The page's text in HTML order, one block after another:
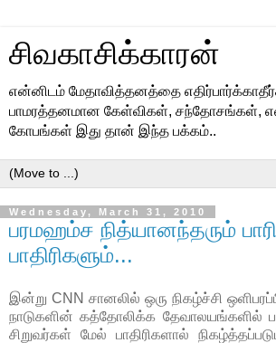
சிவகாசிக்காரன்
என்னிடம் மேதாவித்தனத்தை
பாமரத்தனமான கேள்விகள்,
கோபங்கள் இது தான் இந்த பக்கம்..
Wednesday, March 31, 2010
பரமஹம்ச நித்யானந்தரும்
பாதிரிகளும்...
இன்று CNN சானலில் ஒரு நிகழ்ச்சி
நாடுகளின் கத்தோலிக்க தேவாலயங்களில்
சிறுவர்கள் மேல் பாதிரிகளால்